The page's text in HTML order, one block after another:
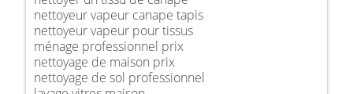
nettoyeur vapeur canape tapis
nettoyeur vapeur pour tissus
ménage professionnel prix
nettoyage de maison prix
nettoyage de sol professionnel